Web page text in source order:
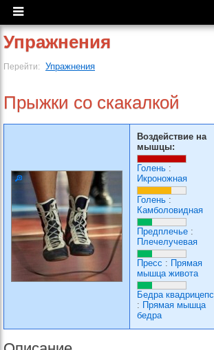
Упражнения
Перейти: Упражнения
Прыжки со скакалкой
Воздействие на
мышцы:
Голень :
Икроножная
Голень :
Камболовидная
Предплечье :
Плечелучевая
Пресс : Прямая
мышца живота
Бедра квадрицепс
: Прямая мышца
бедра